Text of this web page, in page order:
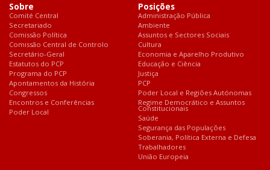
Sobre
Comité Central
Secretariado
Comissão Política
Comissão Central de Controlo
Secretário-Geral
Estatutos do PCP
Programa do PCP
Apontamentos da História
Congressos
Encontros e Conferências
Poder Local
Posições
Administração Pública
Ambiente
Assuntos e Sectores Sociais
Cultura
Economia e Aparelho Produtivo
Educação e Ciência
Justiça
PCP
Poder Local e Regiões Autónomas
Regime Democrático e Assuntos
Constitucionais
Saúde
Segurança das Populações
Soberania, Política Externa e Defesa
Trabalhadores
União Europeia